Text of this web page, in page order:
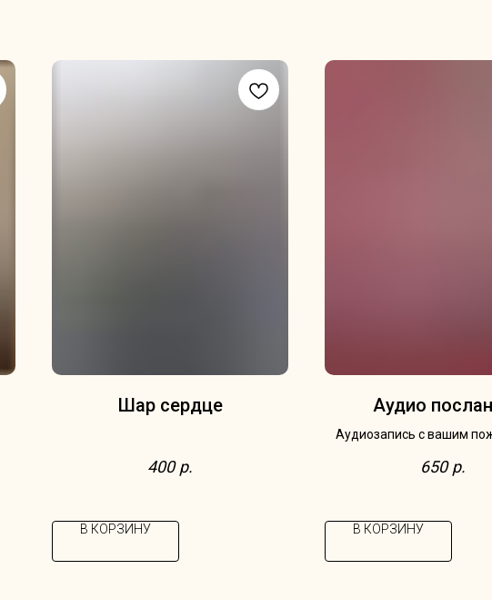
Шар сердце
400 р.
В КОРЗИНУ
Аудио
Аудиозапись с вашим
цитатой для
650 р.
В КОРЗИНУ